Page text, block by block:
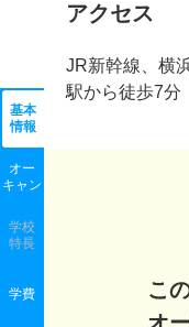
基本
情報
オー
キャン
学校
特長
学費
アクセス
JR新幹線、横
駅から徒歩7分
こ